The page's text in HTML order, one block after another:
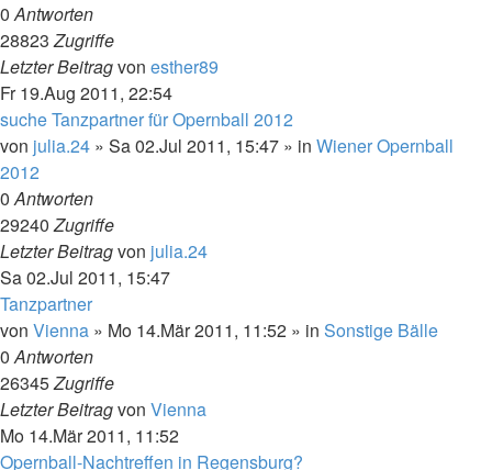
0Antworten
28823Zugriffe
Letzter Beitragvon esther89
Fr 19.Aug 2011, 22:54
suche Tanzpartner für Opernball 2012
von julia.24 » Sa 02.Jul 2011, 15:47 » in Wiener Opernball
2012
0Antworten
29240Zugriffe
Letzter Beitragvon julia.24
Sa 02.Jul 2011, 15:47
Tanzpartner
von Vienna » Mo 14.Mär 2011, 11:52 » in Sonstige Bälle
0Antworten
26345Zugriffe
Letzter Beitragvon Vienna
Mo 14.Mär 2011, 11:52
Opernball-Nachtreffen in Regensburg?